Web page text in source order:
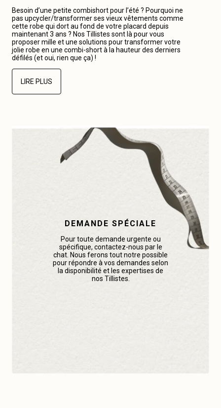
Besoin d’une petite combishort pour l’été ? Pourquoi ne
pas upcycler/transformer ses vieux vêtements comme
cette robe qui dort au fond de votre placard depuis
maintenant 3 ans ? Nos Tillistes sont là pour vous
proposer mille et une solutions pour transformer votre
jolie robe en une combi-short à la hauteur des derniers
défilés (et oui, rien que ça) !
LIRE PLUS
DEMANDE SPÉCIALE
Pour toute demande urgente ou
spécifique, contactez-nous par le
chat. Nous ferons tout notre possible
pour répondre à vos demandes selon
la disponibilité et les expertises de
nos Tillistes.